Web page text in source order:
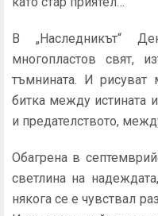
В „Наследникът“
многопластов свят,
тъмнината. И рисуват
битка между истината
и предателството,
Обагрена в
светлина на
някога се е чувствал